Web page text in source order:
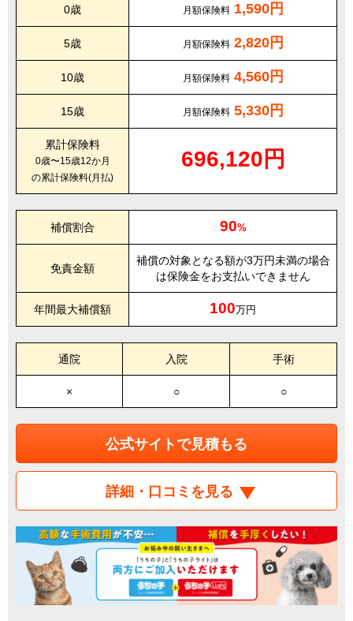
0歳 月額保険料 1,590円
5歳 月額保険料 2,820円
10歳 月額保険料 4,560円
15歳 月額保険料 5,330円
累計保険料
0歳〜15歳12か月
の累計保険料(月払)
696,120円
補償割合 90%
免責金額
補償の対象となる額が3万円未満の場合
は保険金をお支払いできません
年間最大補償額 100万円
通院 入院 手術
× ○ ○
公式サイトで見積もる
詳細・口コミを見る